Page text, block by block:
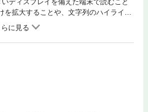
を拡大することや、文字列のハイライ
の機能が使用できません。スマホは今
なりました。連絡手段としてだけでな
真や動画の撮影、テレビやYouTubeの視
ツール”として手放せない存在になって
くかったりするのも事実です。スマホ
だ使用している人も少なくないでしょ
選して紹介します。最新のAI（人工知